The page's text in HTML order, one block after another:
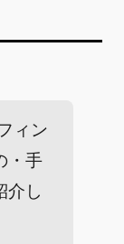
ィン
・手
介し